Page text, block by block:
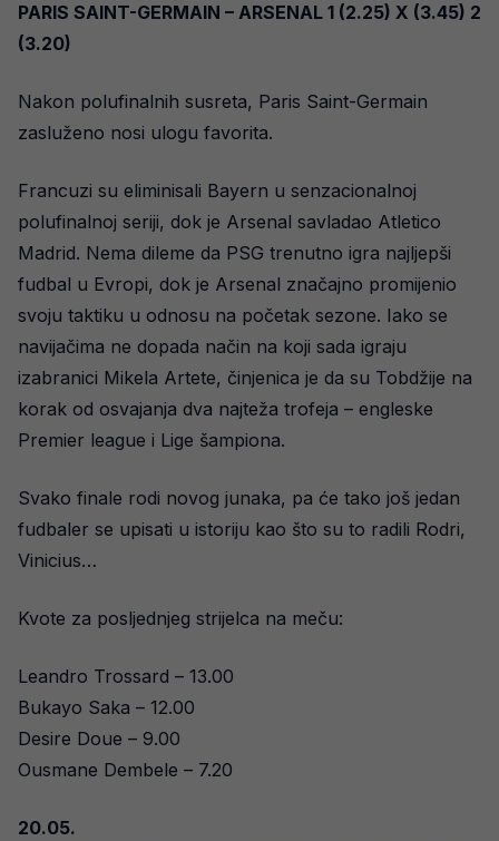
PARIS SAINT-GERMAIN – ARSENAL 1 (2.25) X (3.45) 2
(3.20)
Nakon polufinalnih susreta, Paris Saint-Germain
zasluženo nosi ulogu favorita.
Francuzi su eliminisali Bayern u senzacionalnoj
polufinalnoj seriji, dok je Arsenal savladao Atletico
Madrid. Nema dileme da PSG trenutno igra najljepši
fudbal u Evropi, dok je Arsenal značajno promijenio
svoju taktiku u odnosu na početak sezone. Iako se
navijačima ne dopada način na koji sada igraju
izabranici Mikela Artete, činjenica je da su Tobdžije na
korak od osvajanja dva najteža trofeja – engleske
Premier league i Lige šampiona.
Svako finale rodi novog junaka, pa će tako još jedan
fudbaler se upisati u istoriju kao što su to radili Rodri,
Vinicius…
Kvote za posljednjeg strijelca na meču:
Leandro Trossard – 13.00
Bukayo Saka – 12.00
Desire Doue – 9.00
Ousmane Dembele – 7.20
20.05.